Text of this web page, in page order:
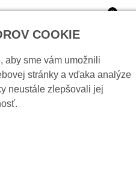
0
4 Mpx Bullet IP kamera
COOKIE
aby sme vám umožnili
stránky a vďaka analýze
neustále zlepšovali jej